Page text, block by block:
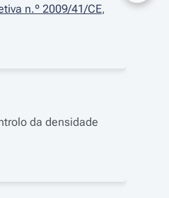
n.º 2009/41/CE,
da densidade